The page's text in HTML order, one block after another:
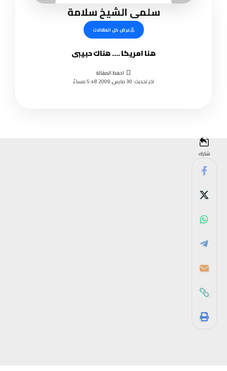
سلمى الشيخ سلامة
عرض كل المقالات
هنا امريكا …. هناك حبيبى
اخر تحديث: 30 مارس, 2009 5:48 مساءً
شارك